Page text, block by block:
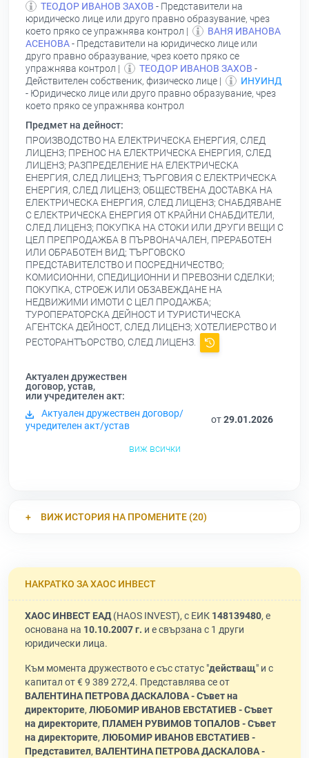
ТЕОДОР ИВАНОВ ЗАХОВ - Представители на
юридическо лице или друго правно образувание, чрез
което пряко се упражнява контрол |
ВАНЯ ИВАНОВА
АСЕНОВА- Представители на юридическо лице или
друго правно образувание, чрез което пряко се
упражнява контрол |
ТЕОДОР ИВАНОВ ЗАХОВ -
Действителен собственик, физическо лице |
ИНУИНД
- Юридическо лице или друго правно образувание, чрез
което пряко се упражнява контрол
Предмет на дейност:
ПРОИЗВОДСТВО НА ЕЛЕКТРИЧЕСКА ЕНЕРГИЯ, СЛЕД
ЛИЦЕНЗ; ПРЕНОС НА ЕЛЕКТРИЧЕСКА ЕНЕРГИЯ, СЛЕД
ЛИЦЕНЗ; РАЗПРЕДЕЛЕНИЕ НА ЕЛЕКТРИЧЕСКА
ЕНЕРГИЯ, СЛЕД ЛИЦЕНЗ; ТЪРГОВИЯ С ЕЛЕКТРИЧЕСКА
ЕНЕРГИЯ, СЛЕД ЛИЦЕНЗ; ОБЩЕСТВЕНА ДОСТАВКА НА
ЕЛЕКТРИЧЕСКА ЕНЕРГИЯ, СЛЕД ЛИЦЕНЗ; СНАБДЯВАНЕ
С ЕЛЕКТРИЧЕСКА ЕНЕРГИЯ ОТ КРАЙНИ СНАБДИТЕЛИ,
СЛЕД ЛИЦЕНЗ; ПОКУПКА НА СТОКИ ИЛИ ДРУГИ ВЕЩИ С
ЦЕЛ ПРЕПРОДАЖБА В ПЪРВОНАЧАЛЕН, ПРЕРАБОТЕН
ИЛИ ОБРАБОТЕН ВИД; ТЪРГОВСКО
ПРЕДСТАВИТЕЛСТВО И ПОСРЕДНИЧЕСТВО;
КОМИСИОННИ, СПЕДИЦИОННИ И ПРЕВОЗНИ СДЕЛКИ;
ПОКУПКА, СТРОЕЖ ИЛИ ОБЗАВЕЖДАНЕ НА
НЕДВИЖИМИ ИМОТИ С ЦЕЛ ПРОДАЖБА;
ТУРОПЕРАТОРСКА ДЕЙНОСТ И ТУРИСТИЧЕСКА
АГЕНТСКА ДЕЙНОСТ, СЛЕД ЛИЦЕНЗ; ХОТЕЛИЕРСТВО И
РЕСТОРАНТЪОРСТВО, СЛЕД ЛИЦЕНЗ.
Актуален дружествен
договор, устав,
или учредителен акт:
Актуален дружествен договор/
учредителен акт/устав
от29.01.2026
виж всички
ВИЖ ИСТОРИЯ НА ПРОМЕНИТЕ (20)
НАКРАТКО ЗА ХАОС ИНВЕСТ
ХАОС ИНВЕСТ ЕАД(HAOS INVEST), с ЕИК 148139480, е
основана на 10.10.2007 г. и е свързана с 1 други
юридически лица.
Към момента дружеството е със статус "действащ" и с
капитал от € 9 389 272,4. Представлява се от
ВАЛЕНТИНА ПЕТРОВА ДАСКАЛОВА - Съвет на
директорите, ЛЮБОМИР ИВАНОВ ЕВСТАТИЕВ - Съвет
на директорите, ПЛАМЕН РУВИМОВ ТОПАЛОВ - Съвет
на директорите, ЛЮБОМИР ИВАНОВ ЕВСТАТИЕВ -
Представител, ВАЛЕНТИНА ПЕТРОВА ДАСКАЛОВА -